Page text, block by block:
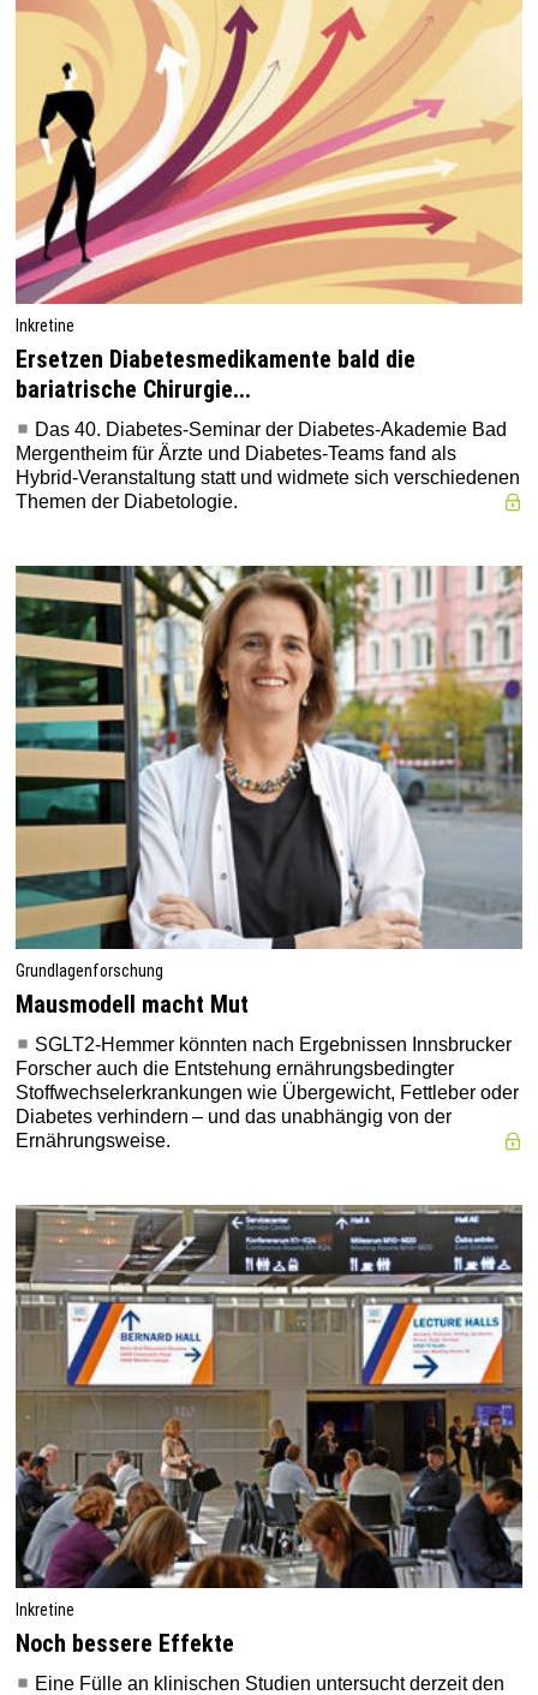
Inkretine
Ersetzen Diabetesmedikamente bald die
bariatrische Chirurgie...
Das 40. Diabetes-Seminar der Diabetes-Akademie Bad
Mergentheim für Ärzte und Diabetes-Teams fand als
Hybrid-Veranstaltung statt und widmete sich verschiedenen
Themen der Diabetologie.
Grundlagenforschung
Mausmodell macht Mut
SGLT2-Hemmer könnten nach Ergebnissen Innsbrucker
Forscher auch die Entstehung ernährungsbedingter
Stoffwechselerkrankungen wie Übergewicht, Fettleber oder
Diabetes verhindern – und das unabhängig von der
Ernährungsweise.
Inkretine
Noch bessere Effekte
Eine Fülle an klinischen Studien untersucht derzeit den